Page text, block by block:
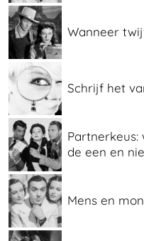
Wanneer
Schrijf het
de een en
Mens en